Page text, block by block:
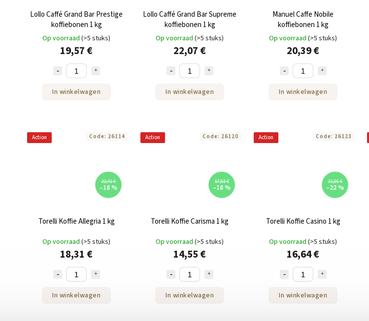
Lollo Caffé Grand Bar Prestige
koffiebonen 1 kg
Op voorraad (>5 stuks)
19,57 €
In winkelwagen
Lollo Caffé Grand Bar Supreme
koffiebonen 1 kg
Op voorraad (>5 stuks)
22,07 €
In winkelwagen
Manuel Caffe Nobile
koffiebonen 1 kg
Op voorraad (>5 stuks)
20,39 €
In winkelwagen
Action
22,41 €
–18 %
Torelli Koffie Allegria 1 kg
Op voorraad (>5 stuks)
18,31 €
In winkelwagen
Code: 26114 Action
17,92 €
–18 %
Torelli Koffie Carisma 1 kg
Op voorraad (>5 stuks)
14,55 €
In winkelwagen
Code: 26120 Action
21,56 €
–22 %
Torelli Koffie Casino 1 kg
Op voorraad (>5 stuks)
16,64 €
In winkelwagen
Code: 26123